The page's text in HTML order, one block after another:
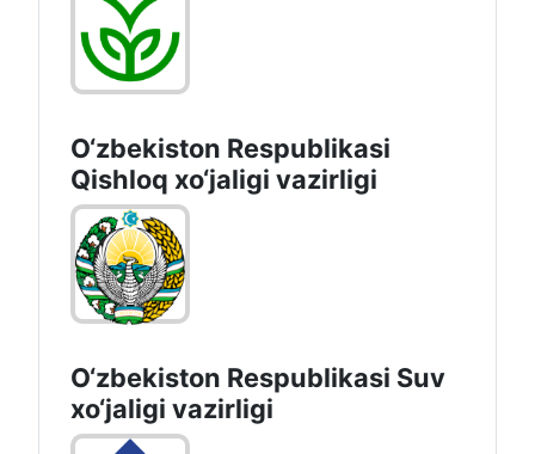
O‘zbekiston Respublikasi
Qishloq хo‘jаligi vаzirligi
O‘zbekiston Respublikasi Suv
хo‘jaligi vazirligi